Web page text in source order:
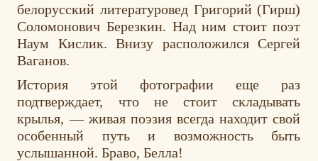
белорусский литературовед Григорий (Гирш)
Соломонович Березкин. Над ним стоит поэт
Наум Кислик. Внизу расположился Сергей
Ваганов.
История этой фотографии еще раз
подтверждает, что не стоит складывать
крылья, — живая поэзия всегда находит свой
особенный путь и возможность быть
услышанной. Браво, Белла!